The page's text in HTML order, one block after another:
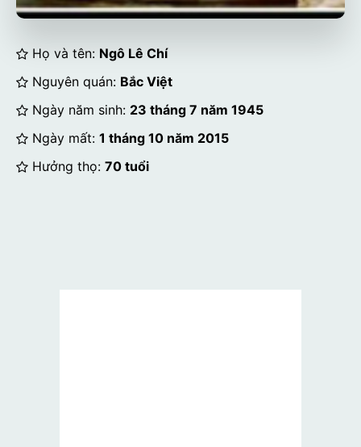
Họ và tên: Ngô Lê Chí
Nguyên quán: Bắc Việt
Ngày năm sinh: 23 tháng 7 năm 1945
Ngày mất: 1 tháng 10 năm 2015
Hưởng thọ: 70 tuổi